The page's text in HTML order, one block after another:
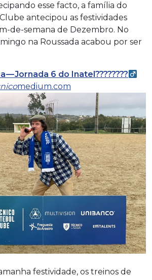
esse facto, a família do
antecipou as festividades
de-semana de Dezembro. No
na Roussada acabou por ser
— Jornada 6 do Inatel????????‍
medium.com
festividade, os treinos de